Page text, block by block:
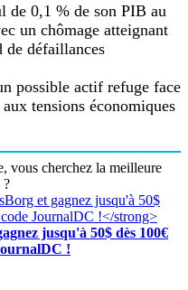
de 0,1 % de son PIB au
un chômage atteignant
de défaillances
possible actif refuge face
tensions économiques
vous cherchez la meilleure
?
jusqu'à 50$ dès 100€
!